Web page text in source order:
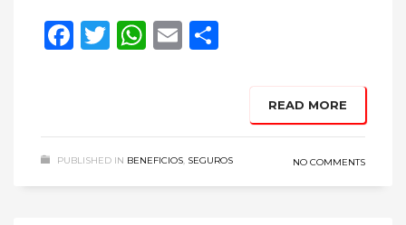
Facebook
Twitter
WhatsApp
Email
READ MORE
PUBLISHED IN BENEFICIOS, SEGUROS NO COMMENTS